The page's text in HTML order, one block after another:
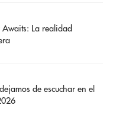
Awaits: La realidad
de escuchar en el